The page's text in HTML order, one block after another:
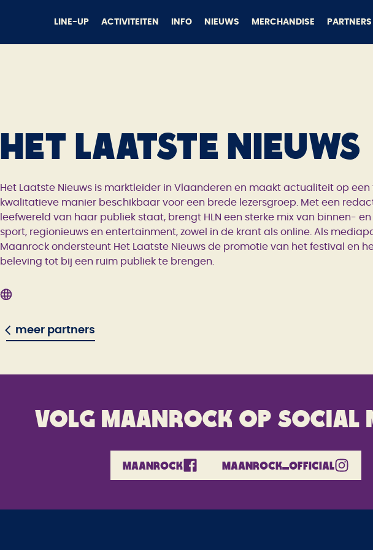
LINE-UP ACTIVITEITEN INFO NIEUWS MERCHANDISE PARTNERS
Het Laatste Nieuws
Het Laatste Nieuws is marktleider in Vlaanderen en maakt actualiteit op een
kwalitatieve manier beschikbaar voor een brede lezersgroep. Met een
leefwereld van haar publiek staat, brengt HLN een sterke mix van binnen-
sport, regionieuws en entertainment, zowel in de krant als online. Als
Maanrock ondersteunt Het Laatste Nieuws de promotie van het festival en
beleving tot bij een ruim publiek te brengen.
meer partners
Volg maanrock op social
MAANROCK MAANROCK_OFFICIAL